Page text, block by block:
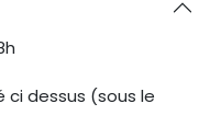
ci dessus (sous le